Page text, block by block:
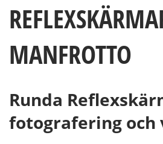
MANFROTTO
Runda
fotografering och